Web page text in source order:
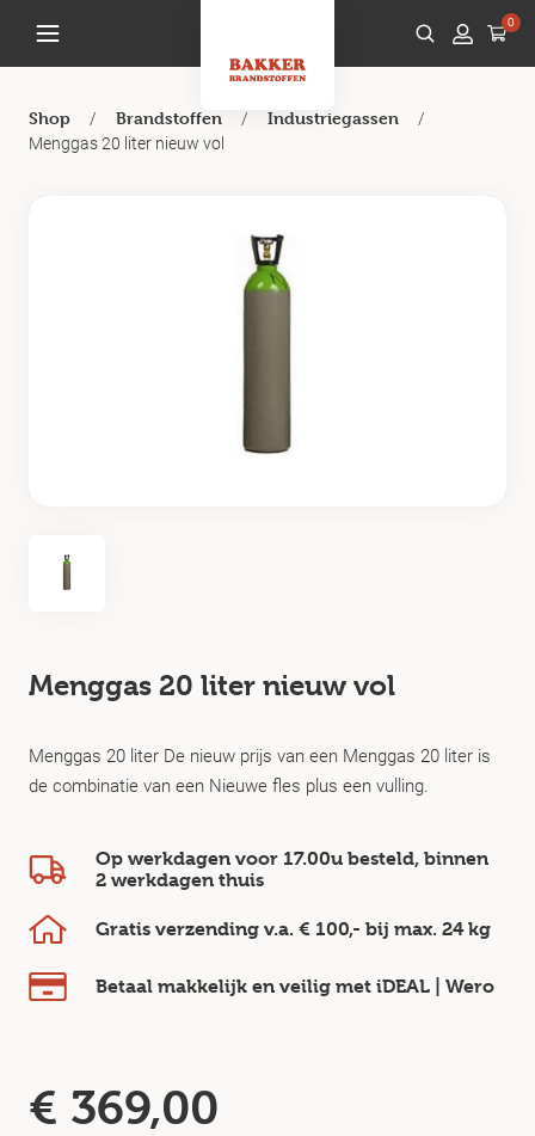
0
Shop / Brandstoffen / Industriegassen
/
Menggas 20 liter nieuw vol
Menggas 20 liter nieuw vol
Menggas 20 liter De nieuw prijs van een Menggas 20 liter is
de combinatie van een Nieuwe fles plus een vulling.
Op werkdagen voor 17.00u besteld, binnen
2 werkdagen thuis
Gratis verzending v.a. € 100,- bij max. 24 kg
Betaal makkelijk en veilig met iDEAL | Wero
€ 369,00